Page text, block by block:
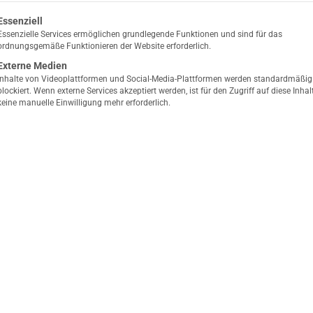
eine Liste der Service-Gruppen, für die eine
Services ermöglichen grundlegende Funktionen und sind für das
Funktionieren der Website erforderlich.
Medien
von Videoplattformen und Social-Media-Plattformen werden standardmäßig
Wenn externe Services akzeptiert werden, ist für den Zugriff auf diese
manuelle Einwilligung mehr erforderlich.